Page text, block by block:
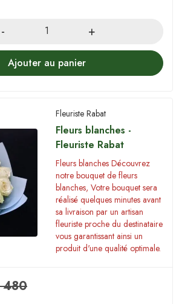
Ajouter au panier
Fleuriste Rabat
Fleurs blanches -
Fleuriste Rabat
Fleurs blanches Découvrez
notre bouquet de fleurs
blanches, Votre bouquet sera
réalisé quelques minutes avant
sa livraison par un artisan
fleuriste proche du destinataire
vous garantissant ainsi un
produit d'une qualité optimale.
480